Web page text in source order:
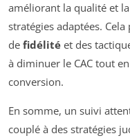
améliorant la qualité et
stratégies adaptées.
de fidélité et des
à diminuer le CAC tout
conversion.
En somme, un suivi
couplé à des stratégies